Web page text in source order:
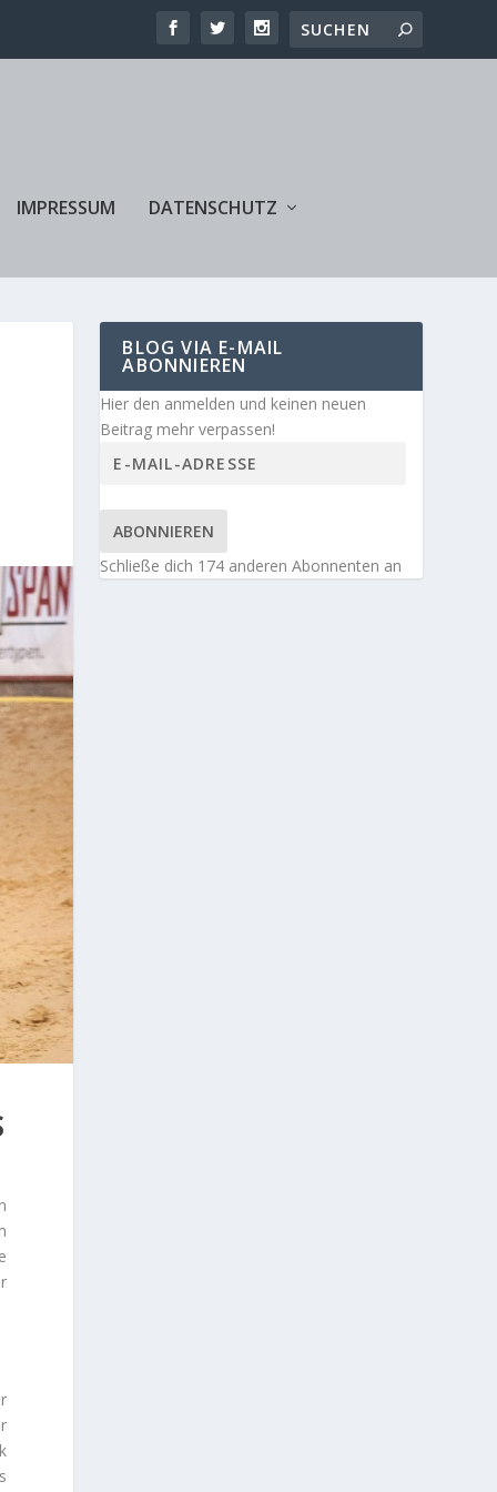
IMPRESSUM DATENSCHUTZ
BLOG VIA E-MAIL
ABONNIEREN
Hier den anmelden und keinen neuen
Beitrag mehr verpassen!
ABONNIEREN
Schließe dich 174 anderen Abonnenten an